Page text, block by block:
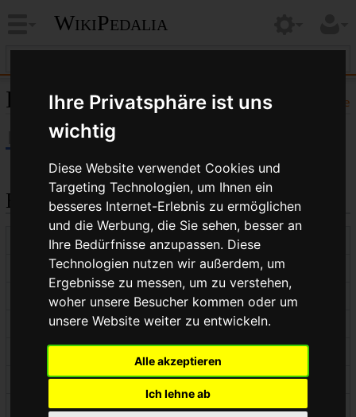
Ihre Privatsphäre ist uns
wichtig
Diese Website verwendet Cookies und
Targeting Technologien, um Ihnen ein
besseres Internet-Erlebnis zu ermöglichen
und die Werbung, die Sie sehen, besser an
Ihre Bedürfnisse anzupassen. Diese
Technologien nutzen wir außerdem, um
Ergebnisse zu messen, um zu verstehen,
woher unsere Besucher kommen oder um
unsere Website weiter zu entwickeln.
Alle akzeptieren
Ich lehne ab
WikiPedalia
Hilfe
Informationen zu „Simplex“
Basisinformationen
Anzeigetitel
Simplex
Standardsortierschlüssel
Simplex
Seitenlänge (in Bytes)
572
Namensraumkennnummer
0
Seitenkennnummer
Seiteninhaltssprache
de - Deutsch
Seiteninhaltsmodell
Wikitext